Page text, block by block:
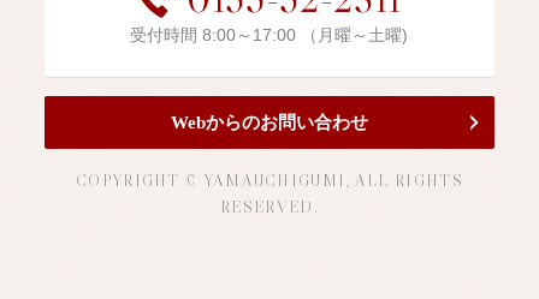
受付時間 8:00～17:00 （月曜～土曜)
Webからのお問い合わせ
COPYRIGHT © YAMAUCHIGUMI, ALL RIGHTS
RESERVED.